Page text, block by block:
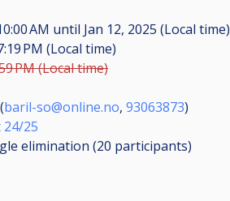
AM until Jan 12, 2025 (Local time)
PM (Local time)
PM (Local time)
(baril-so@online.no, 93063873)
24/25
elimination (20 participants)